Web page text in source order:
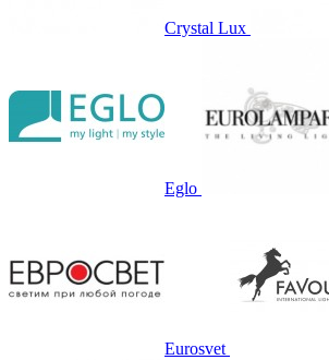
Crystal Lux
Eglo
Eurosvet